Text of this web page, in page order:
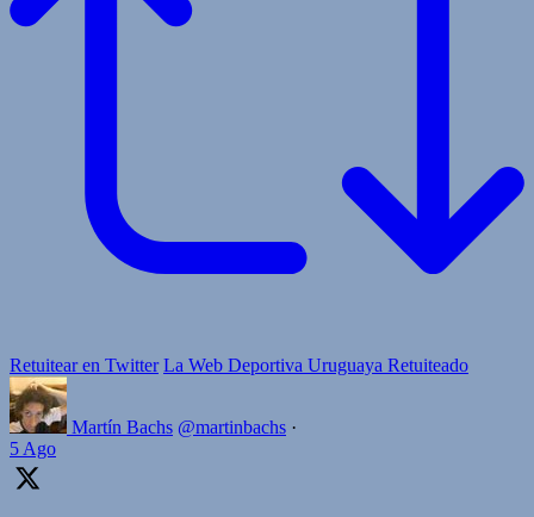
Retuitear en Twitter La Web Deportiva Uruguaya Retuiteado
Martín Bachs @martinbachs ·
5 Ago